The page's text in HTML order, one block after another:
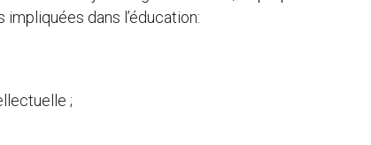
dans l’éducation:
;